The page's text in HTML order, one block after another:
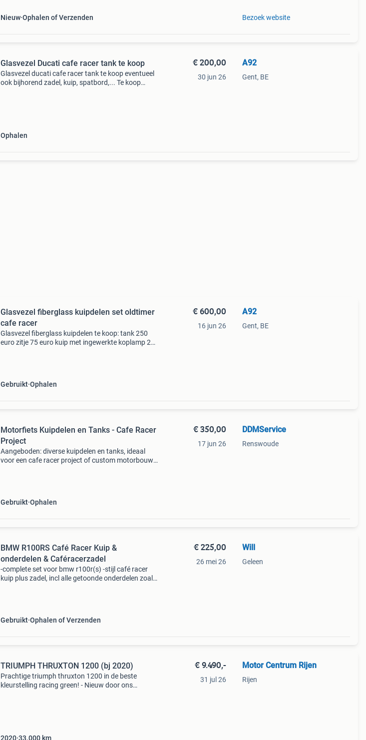
Nieuw Ophalen of Verzenden Bezoek website
Glasvezel Ducati cafe racer tank te koop
Glasvezel ducati cafe racer tank te koop eventueel
ook bijhorend zadel, kuip, spatbord,... Te koop
Ophalen
€ 200,00
30 jun 26
A92
Gent, BE
Glasvezel fiberglass kuipdelen set oldtimer
cafe racer
Glasvezel fiberglass kuipdelen te koop: tank 250
euro zitje 75 euro kuip met ingewerkte koplamp 200
Gebruikt Ophalen
€ 600,00
16 jun 26
A92
Gent, BE
Motorfiets Kuipdelen en Tanks - Cafe Racer
Project
Aangeboden: diverse kuipdelen en tanks, ideaal
voor een cafe racer project of custom motorbouw.
Gebruikt Ophalen
€ 350,00
17 jun 26
DDMService
Renswoude
BMW R100RS Café Racer Kuip &
onderdelen & Caféracerzadel
-complete set voor bmw r100r(s) -stijl café racer
kuip plus zadel, incl alle getoonde onderdelen zoals
Gebruikt Ophalen of Verzenden
€ 225,00
26 mei 26
Will
Geleen
TRIUMPH THRUXTON 1200 (bj 2020)
Prachtige triumph thruxton 1200 in de beste
kleurstelling racing green! - Nieuw door ons
2020 33.000 km
€ 9.490,-
31 jul 26
Motor Centrum Rijen
Rijen